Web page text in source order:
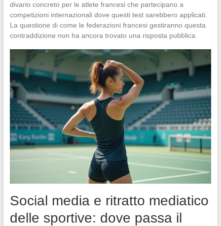
divario concreto per le atlete francesi che partecipano a
competizioni internazionali dove questi test sarebbero applicati.
La questione di come le federazioni francesi gestiranno questa
contraddizione non ha ancora trovato una risposta pubblica.
Social media e ritratto mediatico
delle sportive: dove passa il